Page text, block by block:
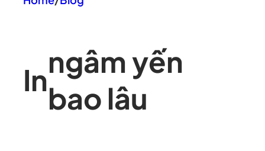
In
ngâm yến
bao lâu